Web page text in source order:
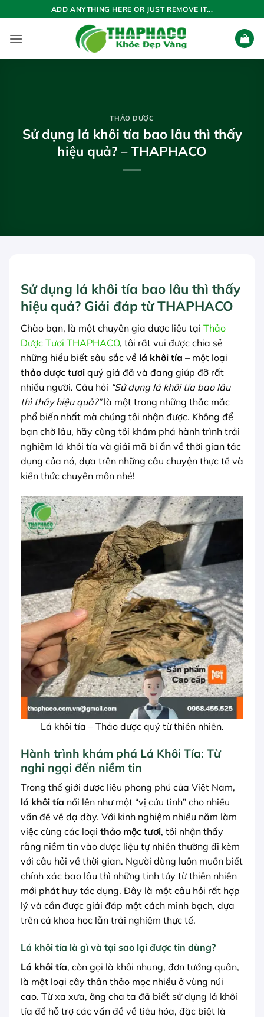
qua
nội
ADD ANYTHING HERE OR JUST REMOVE IT...
THẢO DƯỢC
Sử dụng lá khôi tía bao lâu thì thấy
hiệu quả? – THAPHACO
Sử dụng lá khôi tía bao lâu thì thấy
hiệu quả? Giải đáp từ THAPHACO
Chào bạn, là một chuyên gia dược liệu tại Thảo
Dược Tươi THAPHACO, tôi rất vui được chia sẻ
những hiểu biết sâu sắc về lá khôi tía – một loại
thảo dược tươi quý giá đã và đang giúp đỡ rất
nhiều người. Câu hỏi “Sử dụng lá khôi tía bao lâu
thì thấy hiệu quả?”là một trong những thắc mắc
phổ biến nhất mà chúng tôi nhận được. Không để
bạn chờ lâu, hãy cùng tôi khám phá hành trình trải
nghiệm lá khôi tía và giải mã bí ẩn về thời gian tác
dụng của nó, dựa trên những câu chuyện thực tế và
kiến thức chuyên môn nhé!
Lá khôi tía – Thảo dược quý từ thiên nhiên.
Hành trình khám phá Lá Khôi Tía: Từ
nghi ngại đến niềm tin
Trong thế giới dược liệu phong phú của Việt Nam,
lá khôi tía nổi lên như một “vị cứu tinh” cho nhiều
vấn đề về dạ dày. Với kinh nghiệm nhiều năm làm
việc cùng các loại thảo mộc tươi, tôi nhận thấy
rằng niềm tin vào dược liệu tự nhiên thường đi kèm
với câu hỏi về thời gian. Người dùng luôn muốn biết
chính xác bao lâu thì những tinh túy từ thiên nhiên
mới phát huy tác dụng. Đây là một câu hỏi rất hợp
lý và cần được giải đáp một cách minh bạch, dựa
trên cả khoa học lẫn trải nghiệm thực tế.
Lá khôi tía là gì và tại sao lại được tin dùng?
Lá khôi tía, còn gọi là khôi nhung, đơn tướng quân,
là một loại cây thân thảo mọc nhiều ở vùng núi
cao. Từ xa xưa, ông cha ta đã biết sử dụng lá khôi
tía để hỗ trợ các vấn đề về tiêu hóa, đặc biệt là